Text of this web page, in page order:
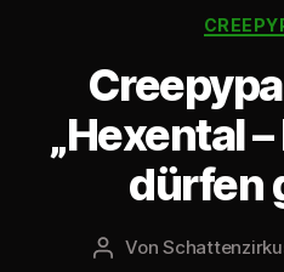
„Hexental
dürfen
Beitragsautor
Von